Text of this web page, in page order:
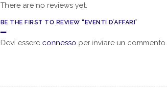
There are no reviews yet.
BE THE FIRST TO REVIEW “EVENTI D’AFFARI”
Devi essere connesso per inviare un commento.